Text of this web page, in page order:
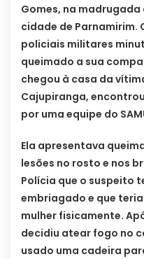
Gomes, na
cidade de Parnamirim.
policiais militares
queimado a sua
chegou à casa da
Cajupiranga,
por uma equipe do
Ela apresentava
lesões no rosto e nos
Polícia que o suspeito
embriagado e que
mulher fisicamente.
decidiu atear fogo no
usado uma cadeira